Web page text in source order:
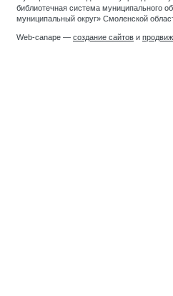
библиотечная система муниципального
муниципальный округ» Смоленской
Web-canape — создание сайтов и